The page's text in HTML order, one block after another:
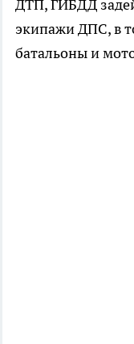
ДТП, ГИБДД
экипажи ДПС, в
батальоны и